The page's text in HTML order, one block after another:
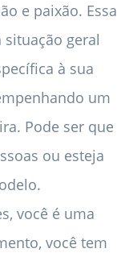
e paixão. Essa
geral
à sua
um
Pode ser que
ou esteja
você é uma
você tem